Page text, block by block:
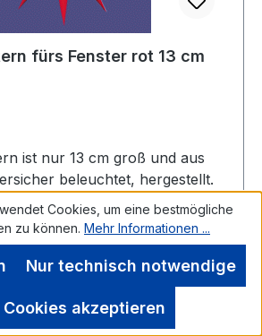
fürs Fenster rot 13 cm
ist nur 13 cm groß und aus
beleuchtet, hergestellt.
Die Glühlampen sind LED.Das
gehört dazu!
Cookies, um eine bestmögliche
zu können. Mehr Informationen ...
Nur technisch notwendige
akzeptieren